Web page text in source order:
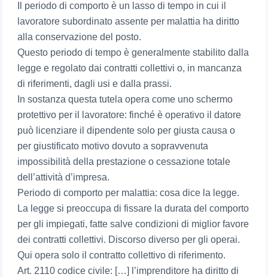
Il periodo di comporto è un lasso di tempo in cui il
lavoratore subordinato assente per malattia ha diritto
alla conservazione del posto.
Questo periodo di tempo è generalmente stabilito dalla
legge e regolato dai contratti collettivi o, in mancanza
di riferimenti, dagli usi e dalla prassi.
In sostanza questa tutela opera come uno schermo
protettivo per il lavoratore: finché è operativo il datore
può licenziare il dipendente solo per giusta causa o
per giustificato motivo dovuto a sopravvenuta
impossibilità della prestazione o cessazione totale
dell’attività d’impresa.
Periodo di comporto per malattia: cosa dice la legge.
La legge si preoccupa di fissare la durata del comporto
per gli impiegati, fatte salve condizioni di miglior favore
dei contratti collettivi. Discorso diverso per gli operai.
Qui opera solo il contratto collettivo di riferimento.
Art. 2110 codice civile: […] l’imprenditore ha diritto di